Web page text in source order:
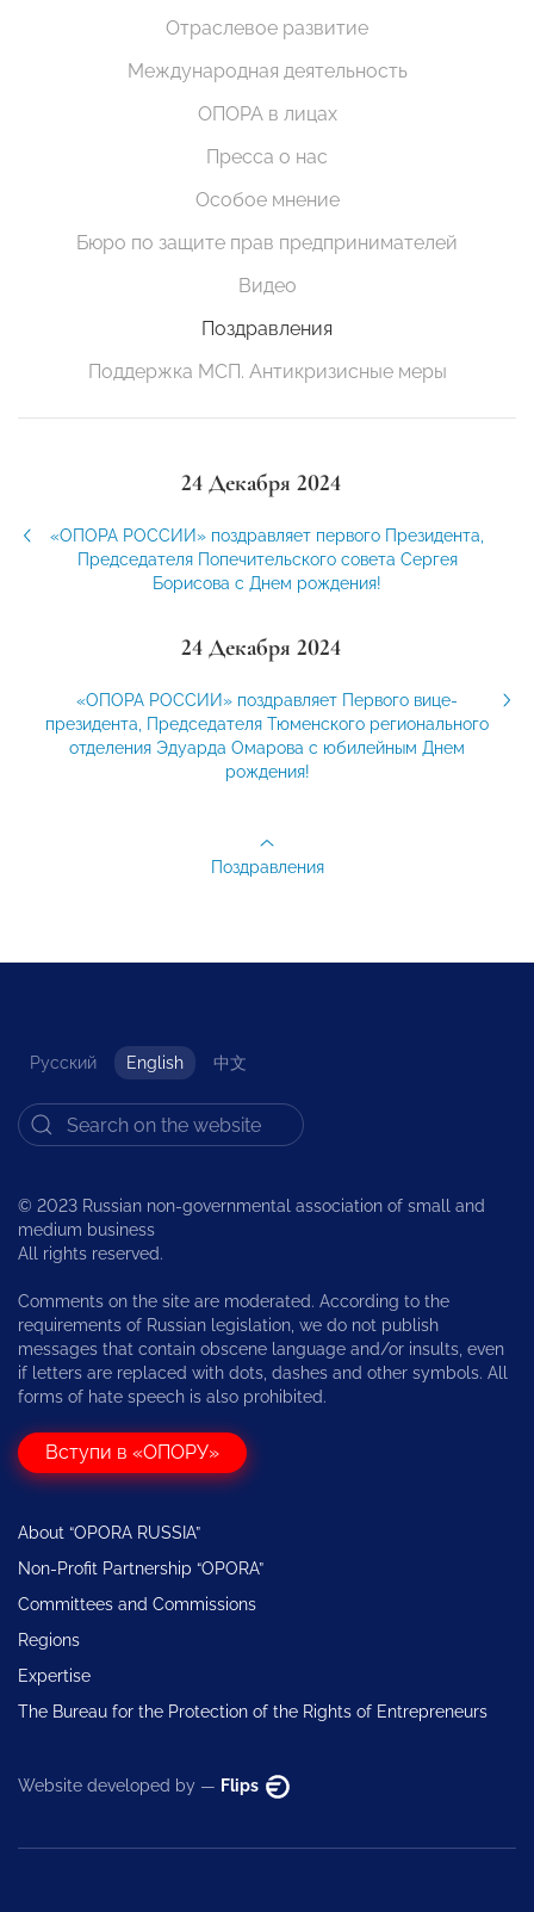
Отраслевое развитие
Международная деятельность
ОПОРА в лицах
Пресса о нас
Особое мнение
Бюро по защите прав предпринимателей
Видео
Поздравления
Поддержка МСП. Антикризисные меры
24 Декабря 2024
«ОПОРА РОССИИ» поздравляет первого Президента,
Председателя Попечительского совета Сергея
Борисова с Днем рождения!
24 Декабря 2024
«ОПОРА РОССИИ» поздравляет Первого вице-
президента, Председателя Тюменского регионального
отделения Эдуарда Омарова с юбилейным Днем
рождения!
Поздравления
Русский English 中文
© 2023 Russian non-governmental association of small and
medium business
All rights reserved.
Comments on the site are moderated. According to the
requirements of Russian legislation, we do not publish
messages that contain obscene language and/or insults, even
if letters are replaced with dots, dashes and other symbols. All
forms of hate speech is also prohibited.
Вступи в «ОПОРУ»
About “OPORA RUSSIA”
Non-Profit Partnership “OPORA”
Committees and Commissions
Regions
Expertise
The Bureau for the Protection of the Rights of Entrepreneurs
Website developed by — Flips